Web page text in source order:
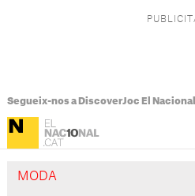
Segueix-nos a DiscoverJoc El Nacional
MODA